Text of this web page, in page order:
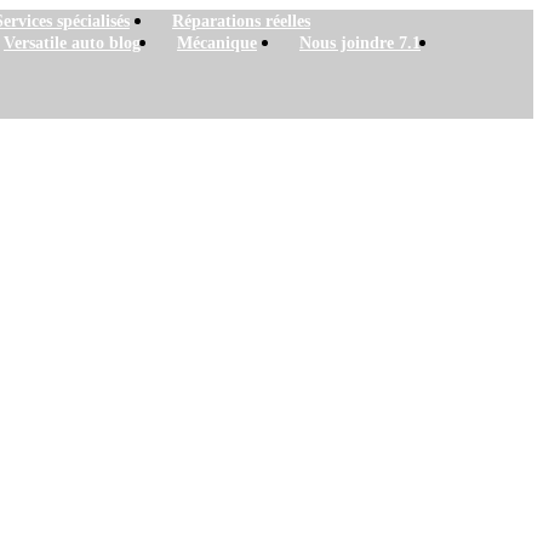
spécialisés
Réparations réelles
Versatile auto blog Mécanique Nous joindre 7.1